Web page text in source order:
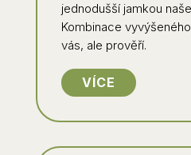
jednodušší jamkou
Kombinace
vás, ale prověří.
VÍCE